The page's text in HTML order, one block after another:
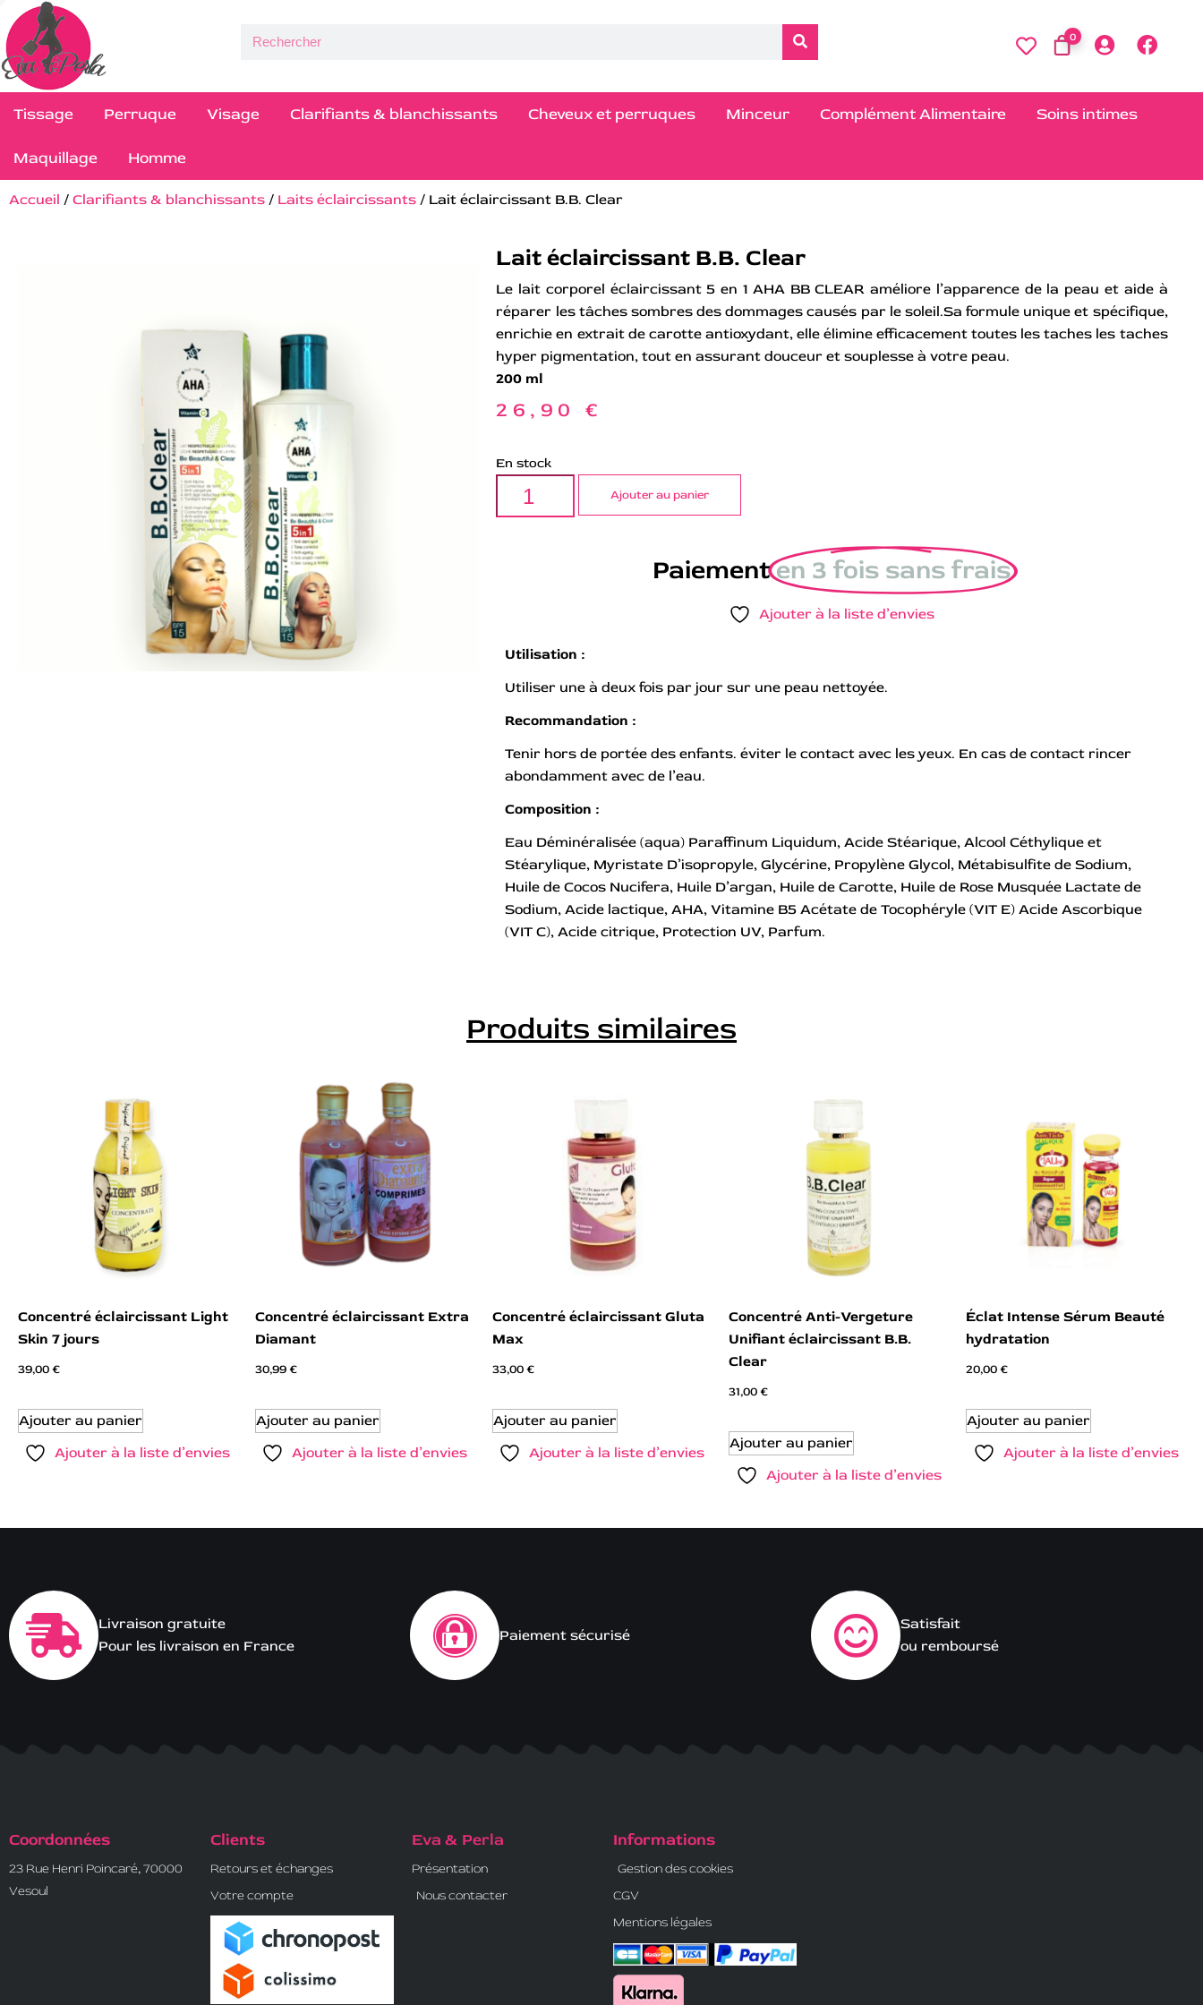
0
Tissage Perruque Visage Clarifiants & blanchissants Cheveux et perruques Minceur Complément Alimentaire Soins intimes
Maquillage Homme
Accueil / Clarifiants & blanchissants / Laits éclaircissants / Lait éclaircissant B.B. Clear
Lait éclaircissant B.B. Clear
Le lait corporel éclaircissant 5 en 1 AHA BB CLEAR améliore l’apparence de la peau et aide à
réparer les tâches sombres des dommages causés par le soleil.Sa formule unique et spécifique,
enrichie en extrait de carotte antioxydant, elle élimine efficacement toutes les taches les taches
hyper pigmentation, tout en assurant douceur et souplesse à votre peau.
200 ml
26,90 €
En stock
Ajouter au panier
Paiementen 3 fois sans frais
Ajouter à la liste d’envies
Utilisation :
Utiliser une à deux fois par jour sur une peau nettoyée.
Recommandation :
Tenir hors de portée des enfants. éviter le contact avec les yeux. En cas de contact rincer
abondamment avec de l’eau.
Composition :
Eau Déminéralisée (aqua) Paraffinum Liquidum, Acide Stéarique, Alcool Céthylique et
Stéarylique, Myristate D’isopropyle, Glycérine, Propylène Glycol, Métabisulfite de Sodium,
Huile de Cocos Nucifera, Huile D’argan, Huile de Carotte, Huile de Rose Musquée Lactate de
Sodium, Acide lactique, AHA, Vitamine B5 Acétate de Tocophéryle (VIT E) Acide Ascorbique
(VIT C), Acide citrique, Protection UV, Parfum.
Produits similaires
Concentré éclaircissant Light
Skin 7 jours
39,00€
Ajouter au panier
Ajouter à la liste d’envies
Concentré éclaircissant Extra
Diamant
30,99€
Ajouter au panier
Ajouter à la liste d’envies
Concentré éclaircissant Gluta
Max
33,00€
Ajouter au panier
Ajouter à la liste d’envies
Concentré Anti-Vergeture
Unifiant éclaircissant B.B.
Clear
31,00€
Ajouter au panier
Ajouter à la liste d’envies
Éclat Intense Sérum Beauté
hydratation
20,00€
Ajouter au panier
Ajouter à la liste d’envies
Livraison gratuite
Pour les livraison en France
Paiement sécurisé
Satisfait
ou remboursé
Coordonnées
23 Rue Henri Poincaré, 70000
Vesoul
Clients
Retours et échanges
Votre compte
Eva & Perla
Présentation
Nous contacter
Informations
Gestion des cookies
CGV
Mentions légales